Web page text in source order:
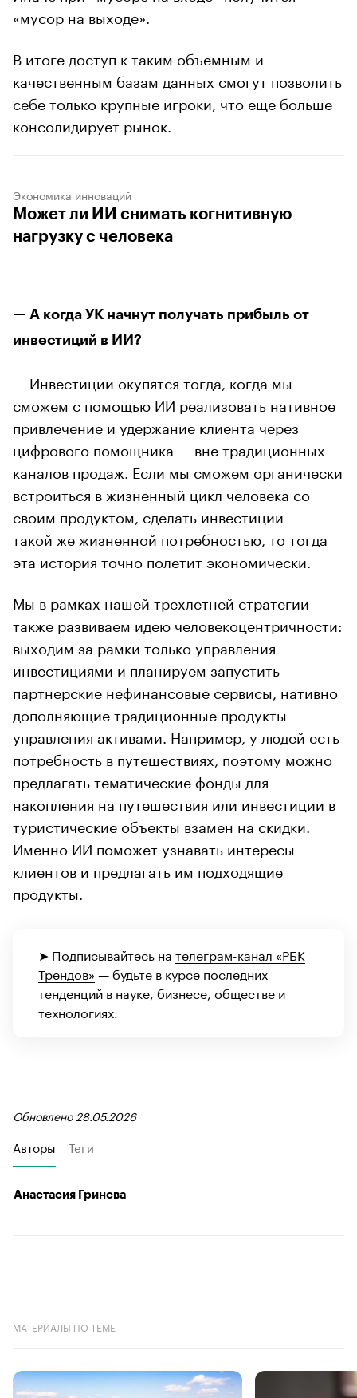
«мусор на выходе».
В итоге доступ к таким объемным и
качественным базам данных смогут позволить
себе только крупные игроки, что еще больше
консолидирует рынок.
Экономика инноваций
Может ли ИИ снимать когнитивную
нагрузку с человека
— А когда УК начнут получать прибыль от
инвестиций в ИИ?
— Инвестиции окупятся тогда, когда мы
сможем с помощью ИИ реализовать нативное
привлечение и удержание клиента через
цифрового помощника — вне традиционных
каналов продаж. Если мы сможем органически
встроиться в жизненный цикл человека со
своим продуктом, сделать инвестиции
такой же жизненной потребностью, то тогда
эта история точно полетит экономически.
Мы в рамках нашей трехлетней стратегии
также развиваем идею человекоцентричности:
выходим за рамки только управления
инвестициями и планируем запустить
партнерские нефинансовые сервисы, нативно
дополняющие традиционные продукты
управления активами. Например, у людей есть
потребность в путешествиях, поэтому можно
предлагать тематические фонды для
накопления на путешествия или инвестиции в
туристические объекты взамен на скидки.
Именно ИИ поможет узнавать интересы
клиентов и предлагать им подходящие
продукты.
➤ Подписывайтесь на телеграм-канал «РБК
Трендов» — будьте в курсе последних
тенденций в науке, бизнесе, обществе и
технологиях.
Обновлено 28.05.2026
Авторы Теги
Анастасия Гринева
МАТЕРИАЛЫ ПО ТЕМЕ